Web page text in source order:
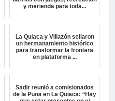
y merienda para toda...
La Quiaca y Villazón sellaron
un hermanamiento histórico
para transformar la frontera
en plataforma ...
Sadir reunió a comisionados
de la Puna en La Quiaca: “Hay